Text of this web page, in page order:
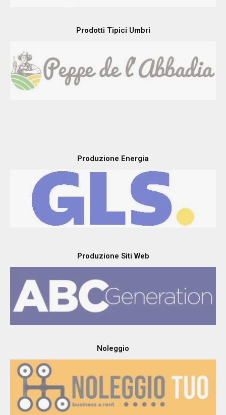
Prodotti Tipici Umbri
Produzione Energia
Produzione Siti Web
Noleggio